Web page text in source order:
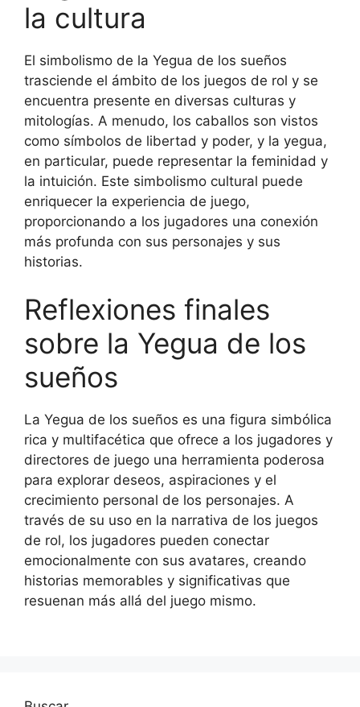
la cultura
El simbolismo de la Yegua de los sueños
trasciende el ámbito de los juegos de rol y se
encuentra presente en diversas culturas y
mitologías. A menudo, los caballos son vistos
como símbolos de libertad y poder, y la yegua,
en particular, puede representar la feminidad y
la intuición. Este simbolismo cultural puede
enriquecer la experiencia de juego,
proporcionando a los jugadores una conexión
más profunda con sus personajes y sus
historias.
Reflexiones finales
sobre la Yegua de los
sueños
La Yegua de los sueños es una figura simbólica
rica y multifacética que ofrece a los jugadores y
directores de juego una herramienta poderosa
para explorar deseos, aspiraciones y el
crecimiento personal de los personajes. A
través de su uso en la narrativa de los juegos
de rol, los jugadores pueden conectar
emocionalmente con sus avatares, creando
historias memorables y significativas que
resuenan más allá del juego mismo.